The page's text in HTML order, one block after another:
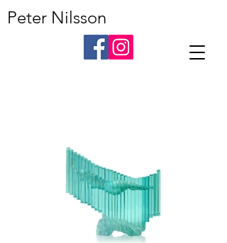
Peter Nilsson